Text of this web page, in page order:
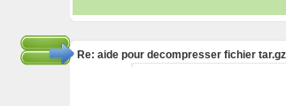
Re: aide pour decompresser fichier